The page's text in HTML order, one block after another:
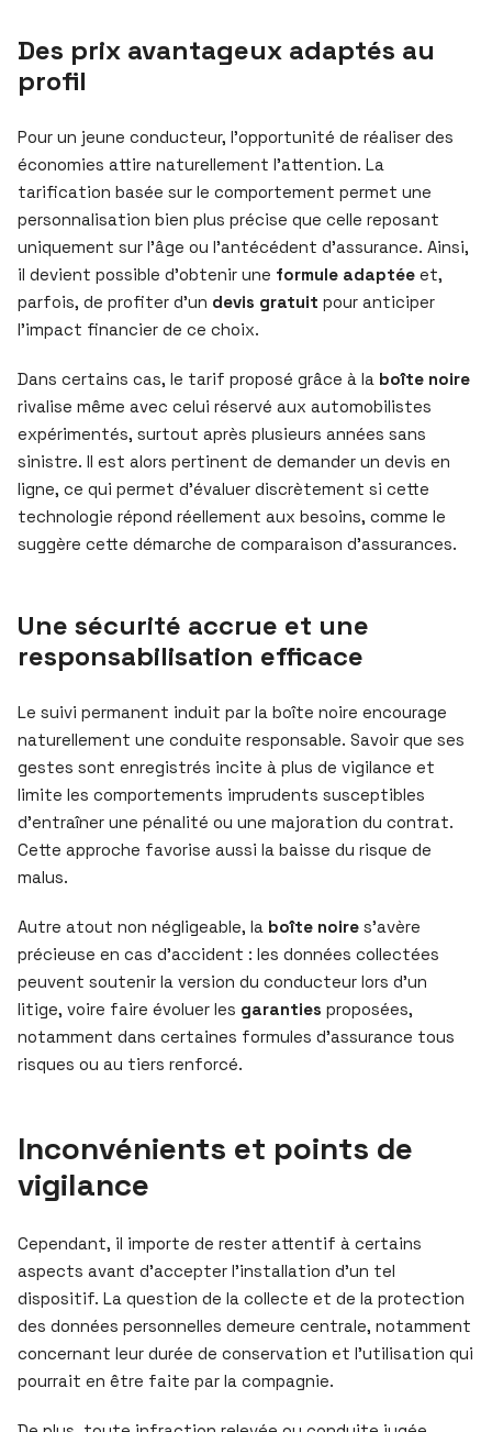
Des prix avantageux adaptés au
profil
Pour un jeune conducteur, l’opportunité de réaliser des
économies attire naturellement l’attention. La
tarification basée sur le comportement permet une
personnalisation bien plus précise que celle reposant
uniquement sur l’âge ou l’antécédent d’assurance. Ainsi,
il devient possible d’obtenir une formule adaptée et,
parfois, de profiter d’un devis gratuit pour anticiper
l’impact financier de ce choix.
Dans certains cas, le tarif proposé grâce à la boîte noire
rivalise même avec celui réservé aux automobilistes
expérimentés, surtout après plusieurs années sans
sinistre. Il est alors pertinent de demander un devis en
ligne, ce qui permet d’évaluer discrètement si cette
technologie répond réellement aux besoins, comme le
suggère cette démarche de comparaison d’assurances.
Une sécurité accrue et une
responsabilisation efficace
Le suivi permanent induit par la boîte noire encourage
naturellement une conduite responsable. Savoir que ses
gestes sont enregistrés incite à plus de vigilance et
limite les comportements imprudents susceptibles
d’entraîner une pénalité ou une majoration du contrat.
Cette approche favorise aussi la baisse du risque de
malus.
Autre atout non négligeable, la boîte noire s’avère
précieuse en cas d’accident : les données collectées
peuvent soutenir la version du conducteur lors d’un
litige, voire faire évoluer les garanties proposées,
notamment dans certaines formules d’assurance tous
risques ou au tiers renforcé.
Inconvénients et points de
vigilance
Cependant, il importe de rester attentif à certains
aspects avant d’accepter l’installation d’un tel
dispositif. La question de la collecte et de la protection
des données personnelles demeure centrale, notamment
concernant leur durée de conservation et l’utilisation qui
pourrait en être faite par la compagnie.